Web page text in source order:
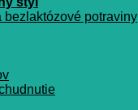
bezlaktózové potraviny